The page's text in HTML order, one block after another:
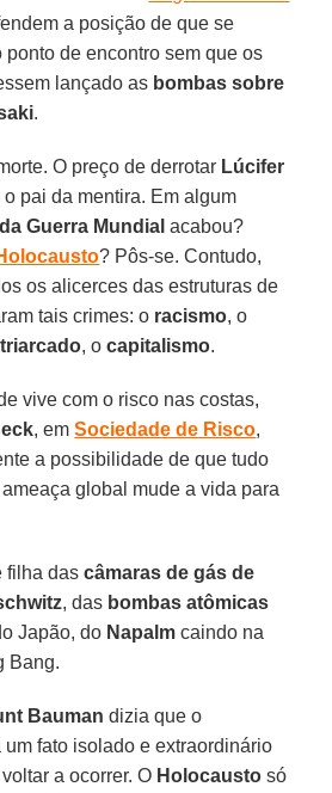
a posição de que se
de encontro sem que os
lançado as bombas sobre
.
O preço de derrotar Lúcifer
pai da mentira. Em algum
Guerra Mundial acabou?
? Pôs-se. Contudo,
os alicerces das estruturas de
tais crimes: o racismo, o
, ocapitalismo.
vive com o risco nas costas,
, emSociedade de Risco,
a possibilidade de que tudo
global mude a vida para
filha dascâmaras de gás de
, das bombas atômicas
Japão, do Napalm caindo na
Bang.
Bauman dizia que o
fato isolado e extraordinário
a ocorrer. O Holocausto só